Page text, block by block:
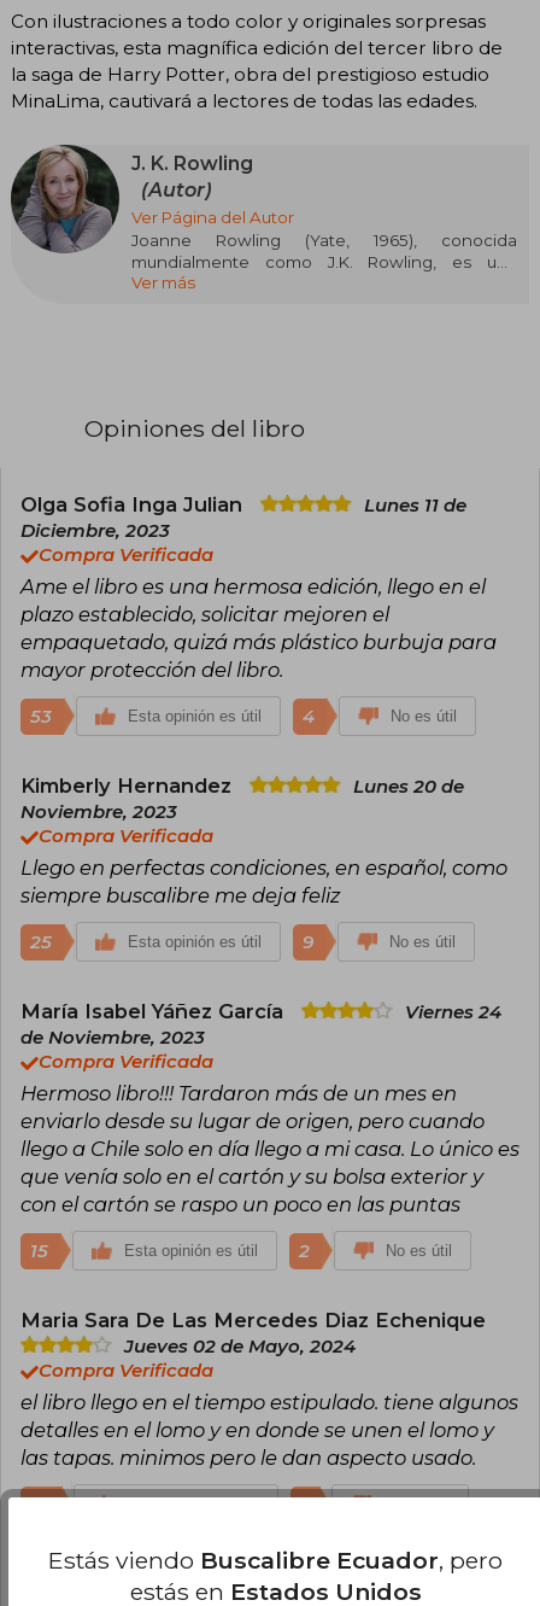
Con ilustraciones a todo color y originales sorpresas
interactivas, esta magnífica edición del tercer libro de
la saga de Harry Potter, obra del prestigioso estudio
MinaLima, cautivará a lectores de todas las edades.
J. K. Rowling
(Autor)
Ver Página del Autor
Joanne Rowling (Yate, 1965), conocida
mundialmente como J.K. Rowling, es una
escritora y guionista británica que ha dejado una
diversos empleos, incluyendo Amnistía
superar dificultades personales como la pérdida
de su madre y la crianza en solitario de su hija,
logró publicar en 1997 tras varios rechazos
editoriales. La saga de Harry Potter, con más de
600 millones de ejemplares vendidos y
traducida a múltiples idiomas, es su obra más
influyente. También escribe novela negra bajo
el seudónimo Robert Galbraith, mostrando su
versatilidad como autora.
En 2020, J.K. Rowling volvió a escribir para niños
publicó de forma gratuita en línea durante el
confinamiento; más tarde donó todos los
derechos de autor del libro para ayudar a los
grupos vulnerables más afectados por la
pandemia de Covid-19. J.K. Rowling confiesa
que siempre quiso ser escritora. Vive en Escocia
Ver más
Opiniones del libro
Olga Sofia Inga Julian
Lunes 11 de
Diciembre, 2023
Compra Verificada
Ame el libro es una hermosa edición, llego en el
plazo establecido, solicitar mejoren el
empaquetado, quizá más plástico burbuja para
mayor protección del libro.
53 Esta opinión es útil 4 No es útil
Kimberly Hernandez
Lunes 20 de
Noviembre, 2023
Compra Verificada
Llego en perfectas condiciones, en español, como
siempre buscalibre me deja feliz
25 Esta opinión es útil 9 No es útil
María Isabel Yáñez García
Viernes 24
de Noviembre, 2023
Compra Verificada
Hermoso libro!!! Tardaron más de un mes en
enviarlo desde su lugar de origen, pero cuando
llego a Chile solo en día llego a mi casa. Lo único es
que venía solo en el cartón y su bolsa exterior y
con el cartón se raspo un poco en las puntas
15 Esta opinión es útil 2 No es útil
Maria Sara De Las Mercedes Diaz Echenique
Jueves 02 de Mayo, 2024
Compra Verificada
el libro llego en el tiempo estipulado. tiene algunos
detalles en el lomo y en donde se unen el lomo y
las tapas. minimos pero le dan aspecto usado.
10 1
Carlos Alejandro Valladares Valiente
Lunes 20 de Noviembre, 2023
Estás viendo Buscalibre Ecuador, pero
estás en Estados Unidos